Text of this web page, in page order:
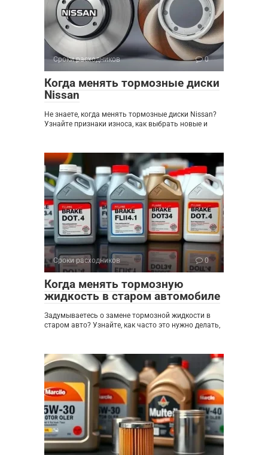
Сроки расходников 0
Когда менять тормозные диски
Nissan
Не знаете, когда менять тормозные диски Nissan?
Узнайте признаки износа, как выбрать новые и
Сроки расходников 0
Когда менять тормозную
жидкость в старом автомобиле
Задумываетесь о замене тормозной жидкости в
старом авто? Узнайте, как часто это нужно делать,